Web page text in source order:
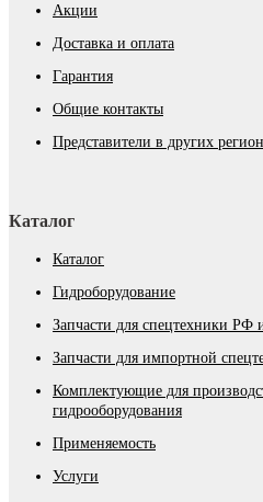
Акции
Доставка и оплата
Гарантия
Общие контакты
Представители в других
Каталог
Каталог
Гидроборудование
Запчасти для спецтехники РФ
Запчасти для импортной
Комплектующие для
гидрооборудования
Применяемость
Услуги